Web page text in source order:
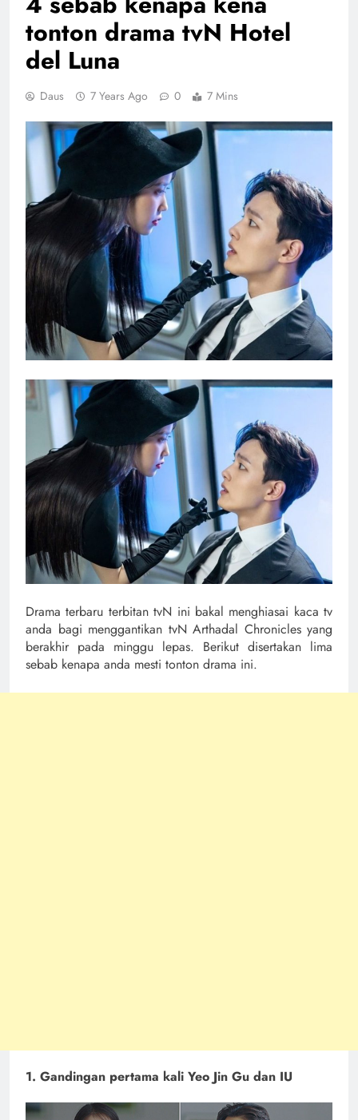
tonton drama tvN Hotel
del Luna
Daus 7 Years Ago 0 7 Mins
Drama terbaru terbitan tvN ini bakal menghiasai kaca tv
anda bagi menggantikan tvN Arthadal Chronicles yang
berakhir pada minggu lepas. Berikut disertakan lima
sebab kenapa anda mesti tonton drama ini.
1. Gandingan pertama kali Yeo Jin Gu dan IU